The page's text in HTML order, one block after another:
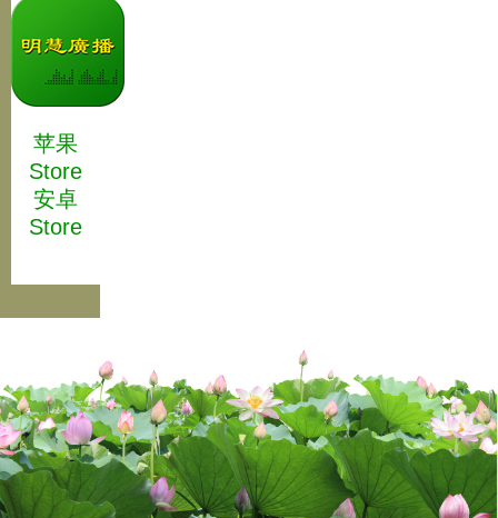
苹果
Store
安卓
Store